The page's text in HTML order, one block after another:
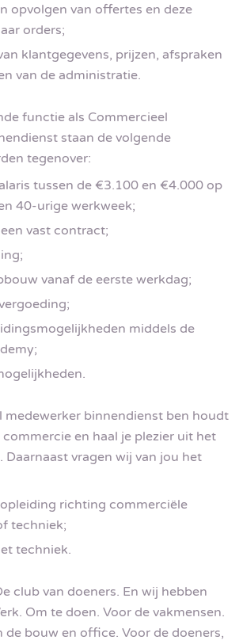
opvolgen van offertes en deze
orders;
klantgegevens, prijzen, afspraken
van de administratie.
functie als Commercieel
staan de volgende
tegenover:
tussen de €3.100 en €4.000 op
40-urige werkweek;
vast contract;
vanaf de eerste werkdag;
middels de
medewerker binnendienst ben houdt
commercie en haal je plezier uit het
Daarnaast vragen wij van jou het
richting commerciële
techniek;
techniek.
club van doeners. En wij hebben
Om te doen. Voor de vakmensen.
de bouw en office. Voor de doeners,